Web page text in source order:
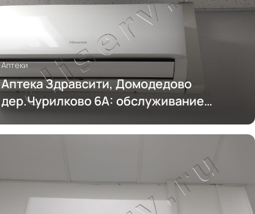
Аптеки
Аптека Здравсити, Домодедово
дер.Чурилково 6А: обслуживание